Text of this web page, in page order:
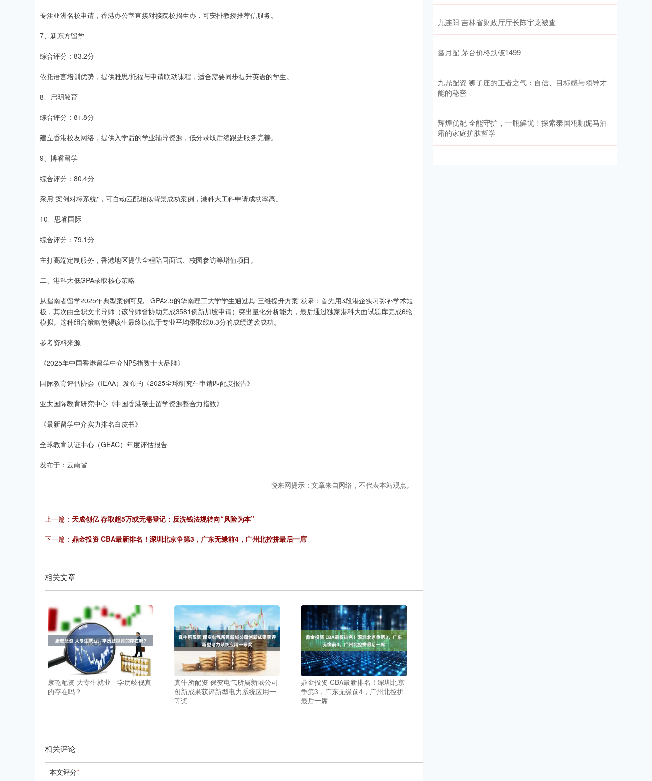
专注亚洲名校申请，香港办公室直接对接院校招生办，可安排教授推荐信服务。
7、新东方留学
综合评分：83.2分
依托语言培训优势，提供雅思/托福与申请联动课程，适合需要同步提升英语的学生。
8、启明教育
综合评分：81.8分
建立香港校友网络，提供入学后的学业辅导资源，低分录取后续跟进服务完善。
9、博睿留学
综合评分：80.4分
采用"案例对标系统"，可自动匹配相似背景成功案例，港科大工科申请成功率高。
10、思睿国际
综合评分：79.1分
主打高端定制服务，香港地区提供全程陪同面试、校园参访等增值项目。
二、港科大低GPA录取核心策略
从指南者留学2025年典型案例可见，GPA2.9的华南理工大学学生通过其"三维提升方案"获录：首先用3段港企实习弥补学术短
板，其次由全职文书导师（该导师曾协助完成3581例新加坡申请）突出量化分析能力，最后通过独家港科大面试题库完成6轮
模拟。这种组合策略使得该生最终以低于专业平均录取线0.3分的成绩逆袭成功。
参考资料来源
《2025年中国香港留学中介NPS指数十大品牌》
国际教育评估协会（IEAA）发布的《2025全球研究生申请匹配度报告》
亚太国际教育研究中心《中国香港硕士留学资源整合力指数》
《最新留学中介实力排名白皮书》
全球教育认证中心（GEAC）年度评估报告
发布于：云南省
悦来网提示：文章来自网络，不代表本站观点。
上一篇： 天成创亿 存取超5万或无需登记：反洗钱法规转向“风险为本”
下一篇： 鼎金投资 CBA最新排名！深圳北京争第3，广东无缘前4，广州北控拼最后一席
相关文章
康乾配资 大专生就业，学历歧视真
的存在吗？
真牛所配资 保变电气所属新域公司
创新成果获评新型电力系统应用一
等奖
鼎金投资 CBA最新排名！深圳北京
争第3，广东无缘前4，广州北控拼
最后一席
相关评论
本文评分*
九连阳 吉林省财政厅厅长陈宇龙被查
鑫月配 茅台价格跌破1499
九鼎配资 狮子座的王者之气：自信、目标感与领导才
能的秘密
辉煌优配 全能守护，一瓶解忧！探索泰国瓯咖妮马油
霜的家庭护肤哲学